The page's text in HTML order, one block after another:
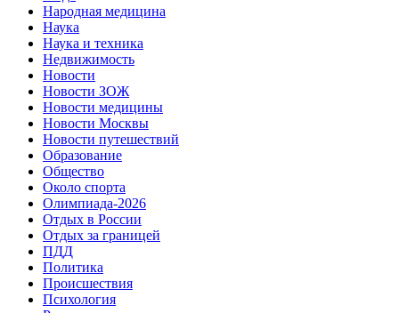
Народная медицина
Наука
Наука и техника
Недвижимость
Новости
Новости ЗОЖ
Новости медицины
Новости Москвы
Новости путешествий
Образование
Общество
Около спорта
Олимпиада-2026
Отдых в России
Отдых за границей
ПДД
Политика
Происшествия
Психология